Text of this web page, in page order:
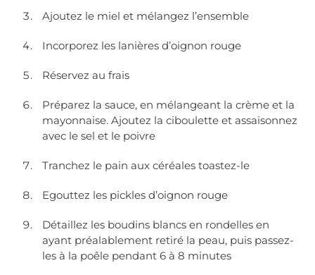
Ajoutez le miel et mélangez l’ensemble
Incorporez les lanières d’oignon rouge
Réservez au frais
Préparez la sauce, en mélangeant la crème et la
mayonnaise. Ajoutez la ciboulette et assaisonnez
avec le sel et le poivre
Tranchez le pain aux céréales toastez-le
Egouttez les pickles d’oignon rouge
Détaillez les boudins blancs en rondelles en
ayant préalablement retiré la peau, puis passez-
les à la poêle pendant 6 à 8 minutes